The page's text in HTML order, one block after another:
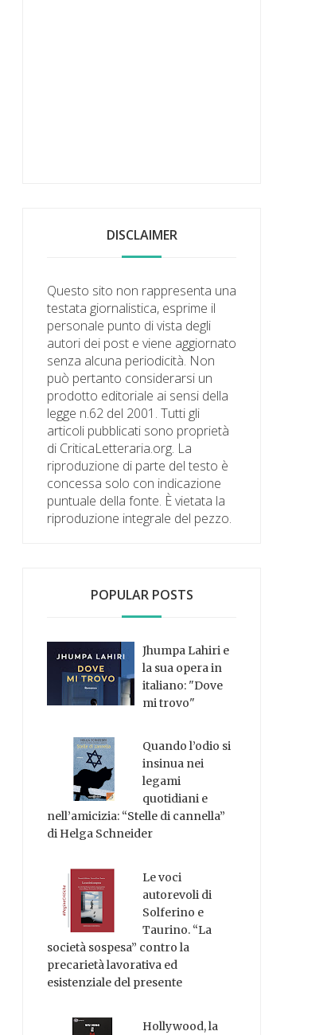
DISCLAIMER
Questo sito non rappresenta una
testata giornalistica, esprime il
personale punto di vista degli
autori dei post e viene aggiornato
senza alcuna periodicità. Non
può pertanto considerarsi un
prodotto editoriale ai sensi della
legge n.62 del 2001. Tutti gli
articoli pubblicati sono proprietà
di CriticaLetteraria.org. La
riproduzione di parte del testo è
concessa solo con indicazione
puntuale della fonte. È vietata la
riproduzione integrale del pezzo.
POPULAR POSTS
Jhumpa Lahiri e
la sua opera in
italiano: "Dove
mi trovo"
Quando l’odio si
insinua nei
legami
quotidiani e
nell’amicizia: “Stelle di cannella”
di Helga Schneider
Le voci
autorevoli di
Solferino e
Taurino. “La
società sospesa” contro la
precarietà lavorativa ed
esistenziale del presente
Hollywood, la